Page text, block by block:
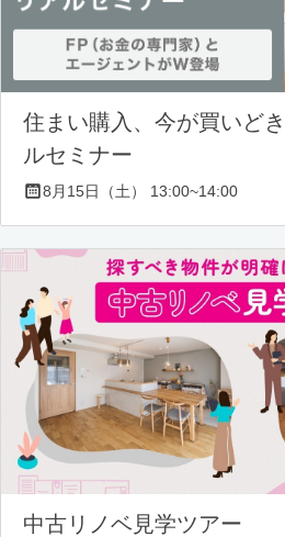
住まい購入、今が買いど
ルセミナー
8月15日（土） 13:00~14:00
中古リノベ見学ツアー